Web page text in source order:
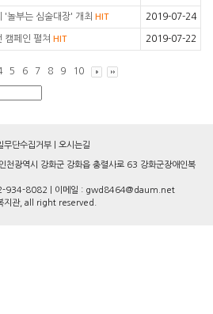
'놀부는 심술대장' 개최 HIT 2019-07-24
캠페인 펼쳐 HIT 2019-07-22
5 6 7 8 9 10
무단수집거부 오시는길
천광역시 강화군 강화읍 충렬사로 63 강화군장애인복
934-8082 | 이메일 : gwd8464@daum.net
지관, all right reserved.